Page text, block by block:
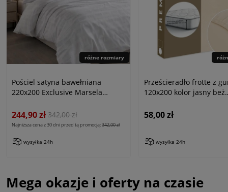
różne rozmiary
Pościel satyna bawełniana
220x200 Exclusive Marsela
244,90 zł 342,00 zł
Najniższa cena z 30 dni przed tą promocją:342,00 zł
wysyłka 24h
Prześcieradło frotte z
120x200 kolor jasny beż
58,00 zł
wysyłka 24h
Mega okazje i oferty na czasie